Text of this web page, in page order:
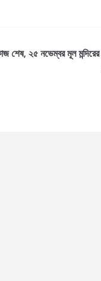
কাজ শেষ, ২৫ নভেম্বর মূল